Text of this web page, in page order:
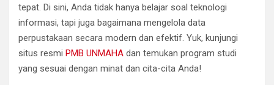
tepat. Di sini, Anda tidak hanya belajar soal teknologi
informasi, tapi juga bagaimana mengelola data
perpustakaan secara modern dan efektif. Yuk, kunjungi
situs resmi PMB UNMAHA dan temukan program studi
yang sesuai dengan minat dan cita-cita Anda!